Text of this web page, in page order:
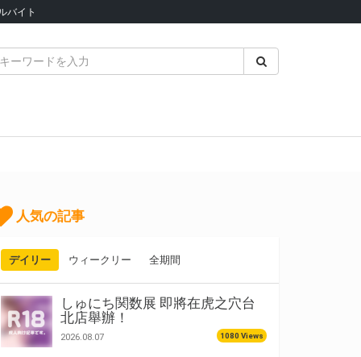
バイト
人気の記事
デイリー ウィークリー 全期間
しゅにち関数展 即將在虎之穴台
北店舉辦！
2026.08.07 1080 Views